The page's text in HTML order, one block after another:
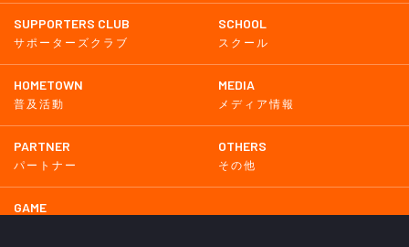
SUPPORTERS CLUB
サポーターズクラブ
SCHOOL
スクール
HOMETOWN
普及活動
MEDIA
メディア情報
PARTNER
パートナー
OTHERS
その他
GAME